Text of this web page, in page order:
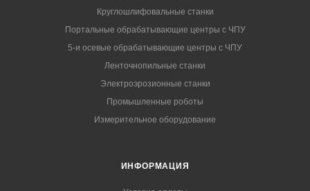
Круглошлифовальные станки
Портальные обрабатывающие центры с ЧПУ
5-и осевые обрабатывающие центры с ЧПУ
Ленточнопильные станки
Электроэрозионные станки
Промышленные роботы
Измерительное оборудование
ИНФОРМАЦИЯ